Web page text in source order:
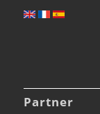
Partner